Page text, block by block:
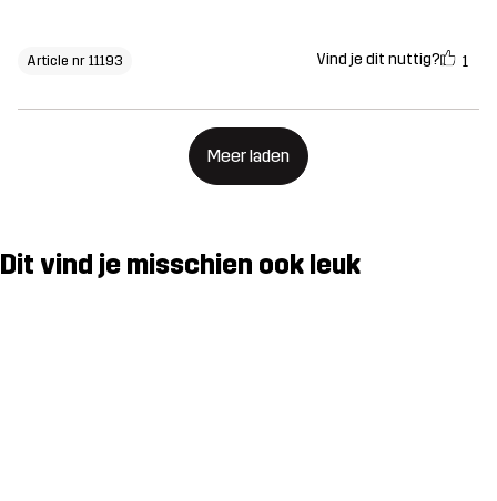
Article nr 11193 Vind je dit nuttig? 1
Meer laden
Dit vind je misschien ook leuk